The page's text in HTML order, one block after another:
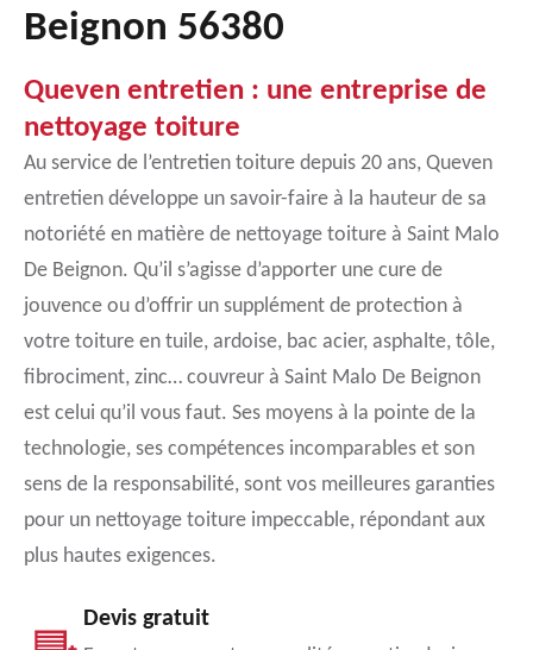
Beignon 56380
Queven entretien : une entreprise de
nettoyage toiture
Au service de l’entretien toiture depuis 20 ans, Queven
entretien développe un savoir-faire à la hauteur de sa
notoriété en matière de nettoyage toiture à Saint Malo
De Beignon. Qu’il s’agisse d’apporter une cure de
jouvence ou d’offrir un supplément de protection à
votre toiture en tuile, ardoise, bac acier, asphalte, tôle,
fibrociment, zinc… couvreur à Saint Malo De Beignon
est celui qu’il vous faut. Ses moyens à la pointe de la
technologie, ses compétences incomparables et son
sens de la responsabilité, sont vos meilleures garanties
pour un nettoyage toiture impeccable, répondant aux
plus hautes exigences.
Devis gratuit